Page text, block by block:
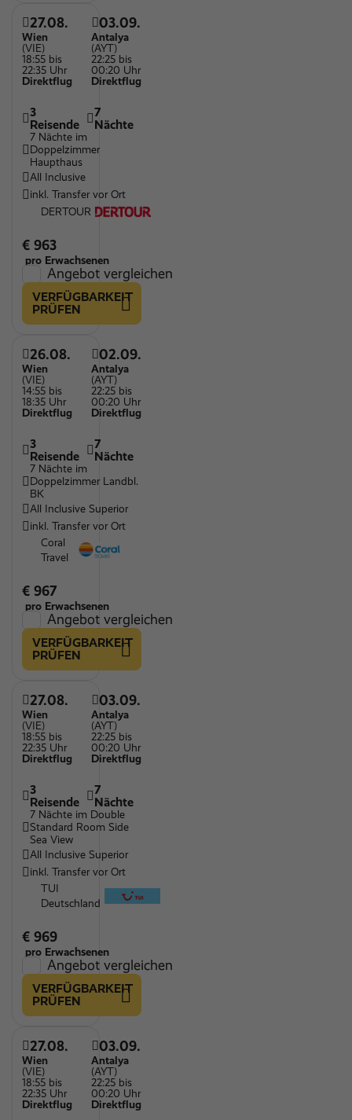
27.08.
Wien
(VIE)
18:55 bis
22:35 Uhr
Direktflug
03.09.
Antalya
(AYT)
22:25 bis
00:20 Uhr
Direktflug
3
Reisende
7
Nächte
7 Nächte im
Doppelzimmer
Haupthaus
All Inclusive
inkl. Transfer vor Ort
DERTOUR
€ 963
pro Erwachsenen
Angebot vergleichen
VERFÜGBARKEIT
PRÜFEN
26.08.
Wien
(VIE)
14:55 bis
18:35 Uhr
Direktflug
02.09.
Antalya
(AYT)
22:25 bis
00:20 Uhr
Direktflug
3
Reisende
7
Nächte
7 Nächte im
Doppelzimmer Landbl.
BK
All Inclusive Superior
inkl. Transfer vor Ort
Coral
Travel
€ 967
pro Erwachsenen
Angebot vergleichen
VERFÜGBARKEIT
PRÜFEN
27.08.
Wien
(VIE)
18:55 bis
22:35 Uhr
Direktflug
03.09.
Antalya
(AYT)
22:25 bis
00:20 Uhr
Direktflug
3
Reisende
7
Nächte
7 Nächte im Double
Standard Room Side
Sea View
All Inclusive Superior
inkl. Transfer vor Ort
TUI
Deutschland
€ 969
pro Erwachsenen
Angebot vergleichen
VERFÜGBARKEIT
PRÜFEN
27.08.
Wien
(VIE)
18:55 bis
22:35 Uhr
Direktflug
03.09.
Antalya
(AYT)
22:25 bis
00:20 Uhr
Direktflug